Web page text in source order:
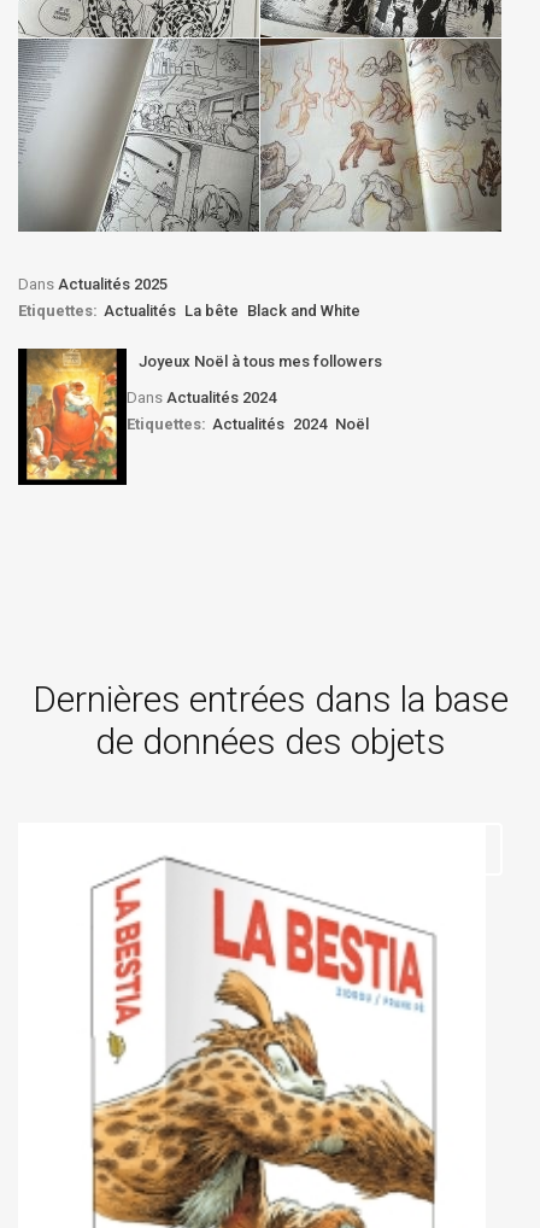
Dans Actualités 2025
Etiquettes: Actualités La bête Black and White
Joyeux Noël à tous mes followers
Dans Actualités 2024
Etiquettes: Actualités 2024 Noël
Dernières entrées dans la base
de données des objets